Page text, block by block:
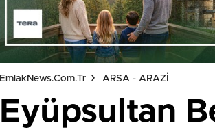
EmlakNews.com.tr ARSA - ARAZİ
Eyüpsultan